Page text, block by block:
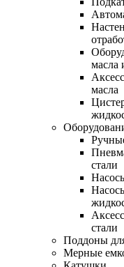
масла
масла
стали
стали
Поддоны
Мерные